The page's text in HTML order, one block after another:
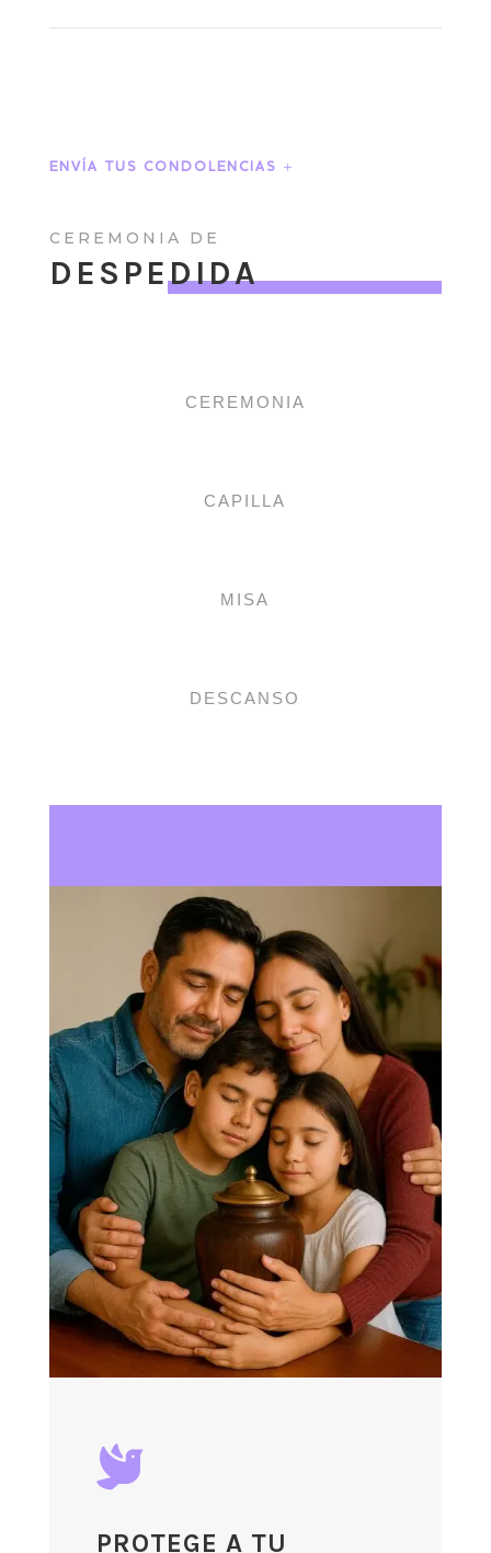
ENVÍA TUS CONDOLENCIAS
CEREMONIA DE
DESPEDIDA
CEREMONIA
CAPILLA
MISA
DESCANSO

PROTEGE A TU